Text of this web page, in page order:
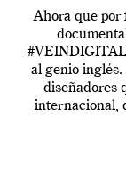
Ahora que por
#VEINDIGITAL
al genio
diseñadores
internacional,